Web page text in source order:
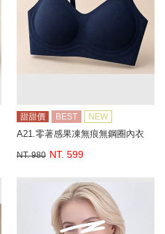
甜甜價 BEST NEW
A21.零著感果凍無痕無鋼圈內衣
NT. 980 NT. 599